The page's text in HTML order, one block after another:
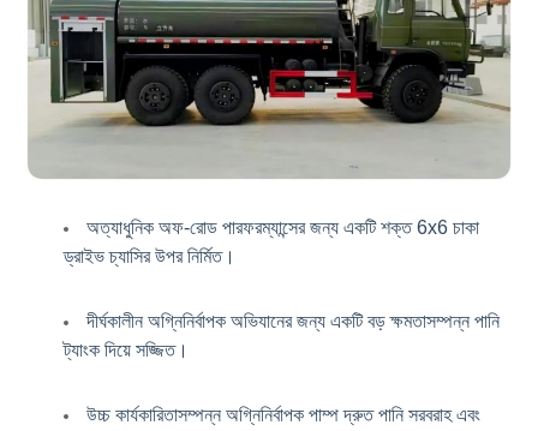
অত্যাধুনিক অফ-রোড পারফরম্যান্সের জন্য একটি শক্ত 6x6 চাকা
ড্রাইভ চ্যাসির উপর নির্মিত।
দীর্ঘকালীন অগ্নিনির্বাপক অভিযানের জন্য একটি বড় ক্ষমতাসম্পন্ন পানি
ট্যাংক দিয়ে সজ্জিত।
উচ্চ কার্যকারিতাসম্পন্ন অগ্নিনির্বাপক পাম্প দ্রুত পানি সরবরাহ এবং